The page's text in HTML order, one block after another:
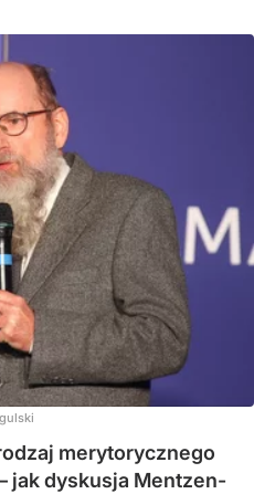
merytorycznego
jak dyskusja Mentzen-